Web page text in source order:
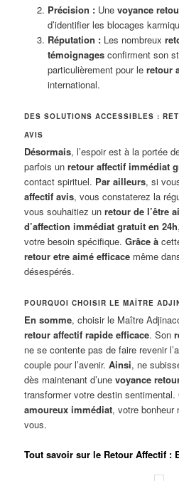
Précision :Une voyance
d’identifier les blocages
Réputation :Les nombreux
témoignagesconfirment son
particulièrement pour le retour
international.
DES SOLUTIONS ACCESSIBLES :
AVIS
Désormais, l’espoir est à la portée
parfois unretour affectif immédiat
contact spirituel. Par ailleurs, si
affectif avis, vous constaterez la
vous souhaitiez unretour de l’être
d’affection immédiat gratuit en 24h
votre besoin spécifique.Grâce à
retour etre aimé efficace même
désespérés.
POURQUOI CHOISIR LE MAÎTRE
En somme, choisir le Maître
retour affectif rapide efficace. Son
ne se contente pas de faire revenir
couple pour l’avenir.Ainsi, ne
dès maintenant d’unevoyance
transformer votre destin sentimental.
amoureux immédiat, votre bonheur
vous.
Tout savoir sur le Retour Affectif :